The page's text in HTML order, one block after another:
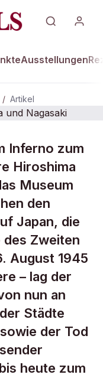
Ausstellungen
/ Artikel
Hiroshima
Inferno zum
Hiroshima
Museum
den
Japan, die
Zweiten
August 1945
– lag der
nun an
Städte
der Tod
heute zum